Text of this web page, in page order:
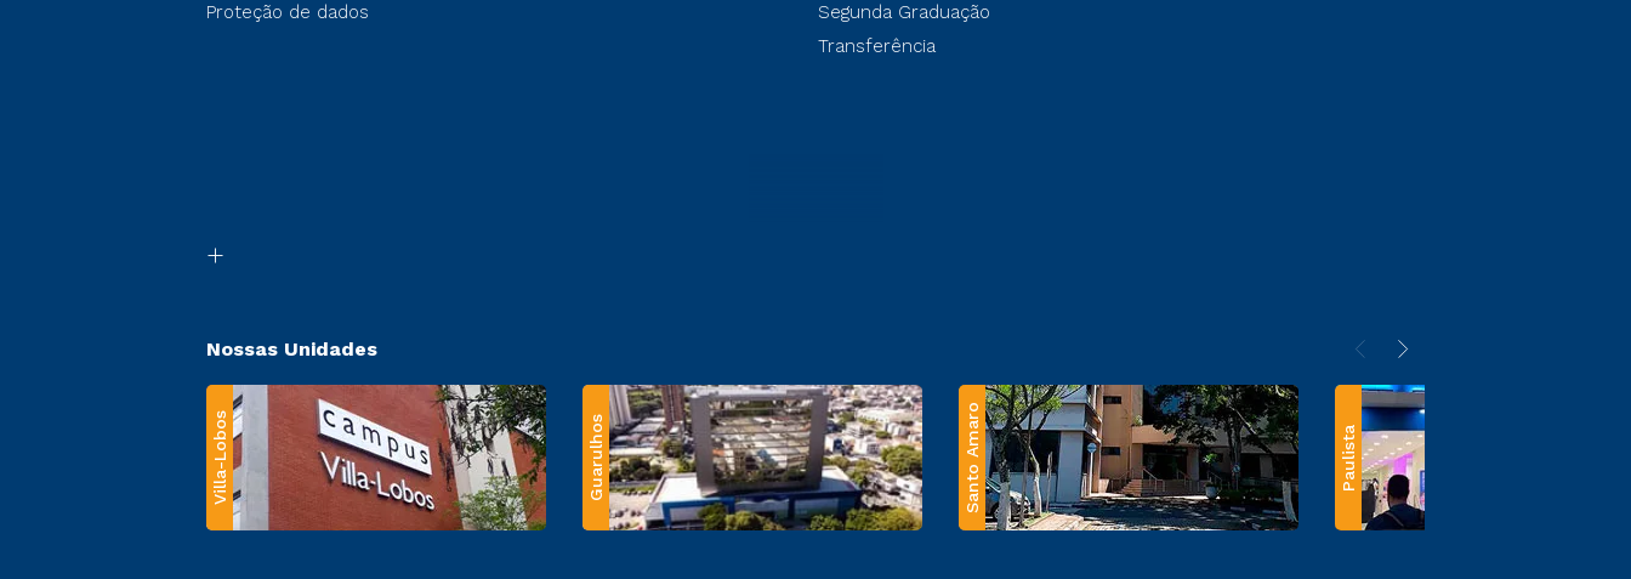
Proteção de dados
Segunda Graduação
Transferência
Nossas Unidades
Villa-Lobos Guarulhos Santo Amaro Paulista